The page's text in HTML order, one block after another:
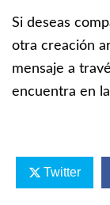
Si deseas
otra creación
mensaje a
encuentra en
Twitter